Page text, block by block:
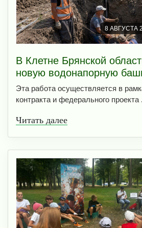
8 АВГУСТА
В Клетне Брянской
новую водонапорную
Эта работа осуществляется в
контракта и федерального проекта
Читать далее